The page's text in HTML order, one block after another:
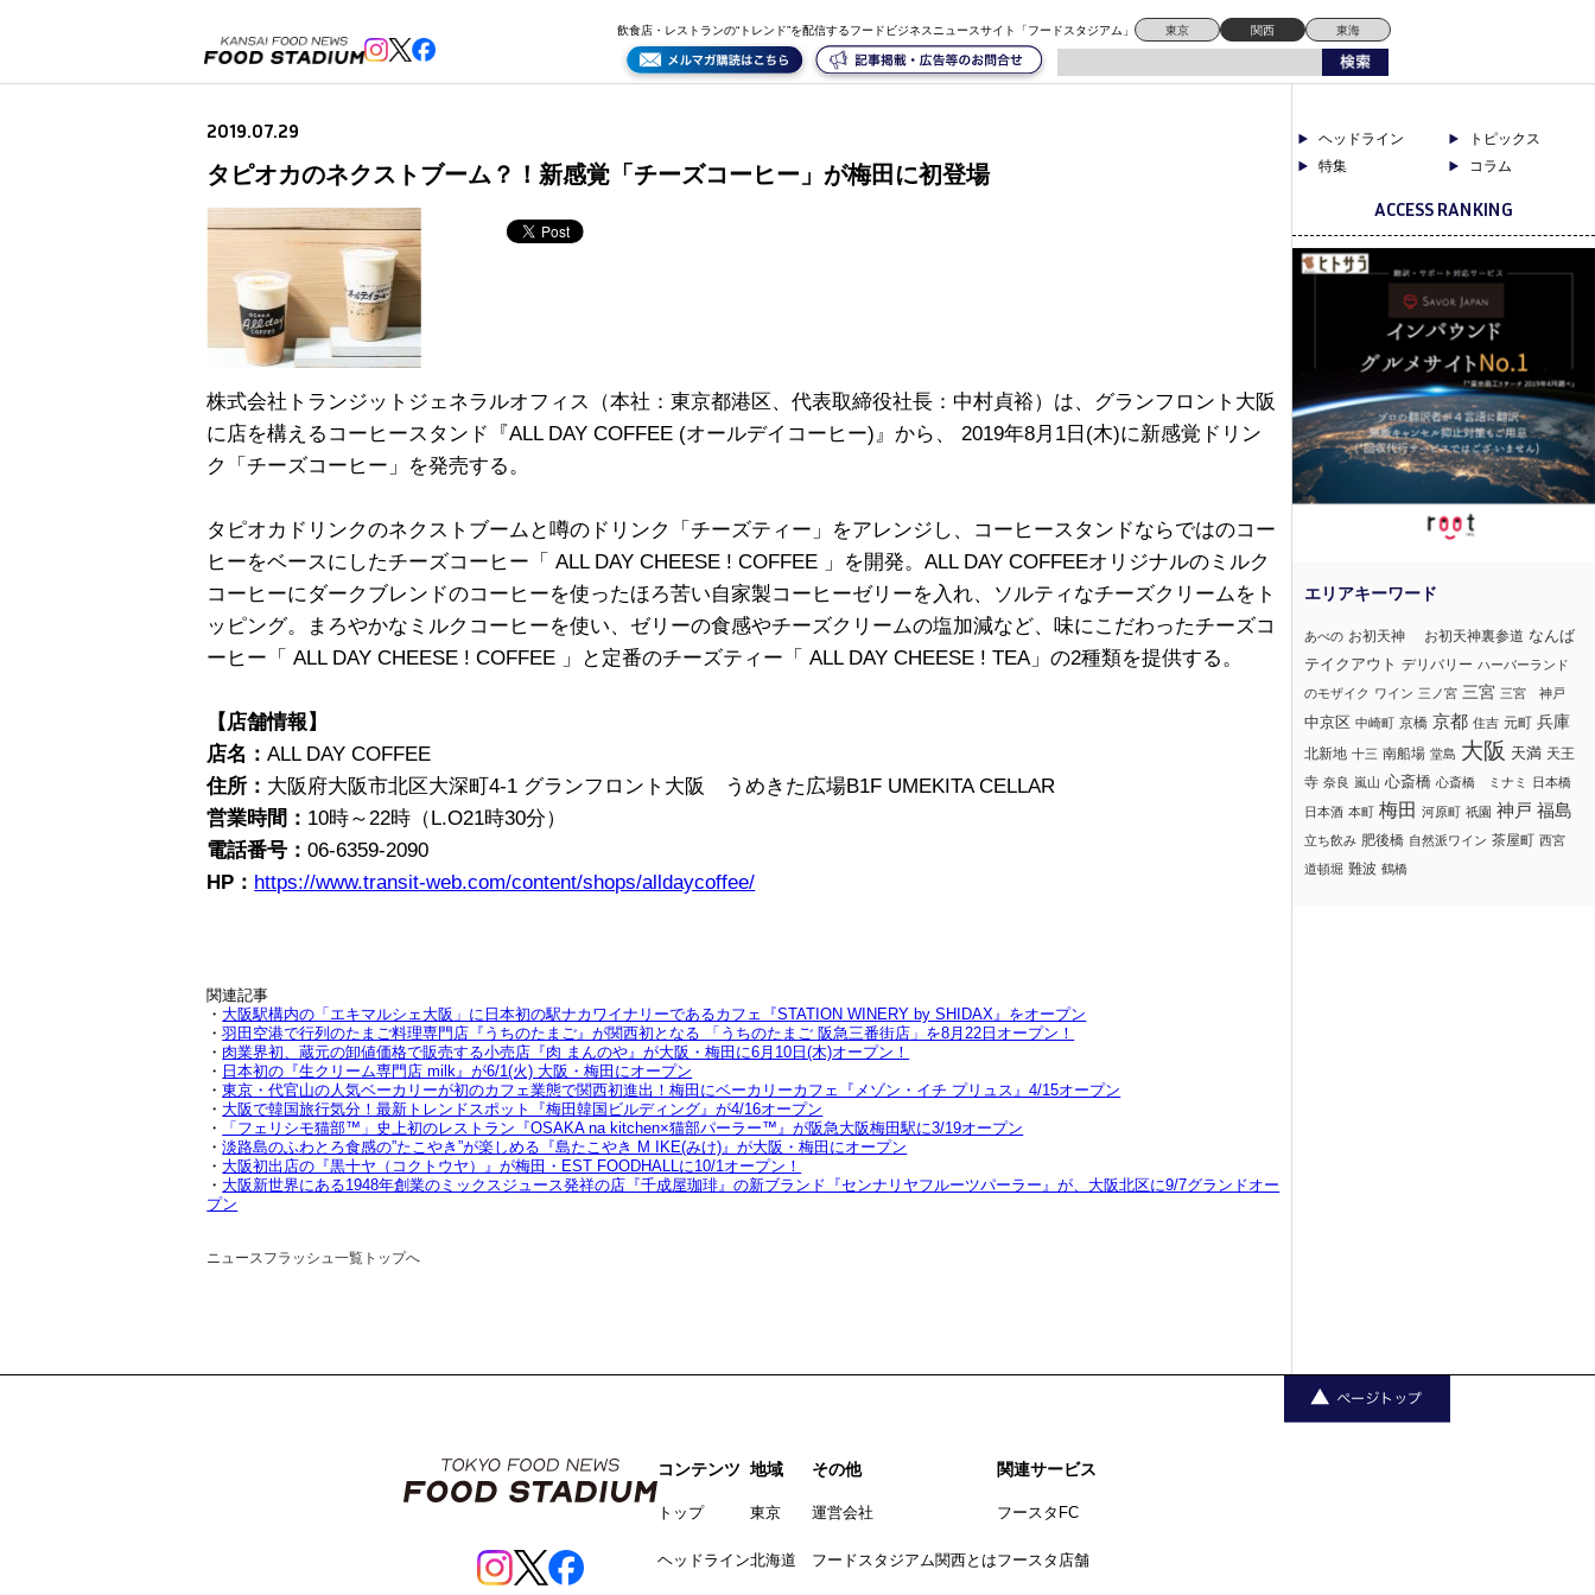
飲食店・レストランの“トレンド”を配信するフードビジネスニュースサイト「フードスタジアム」 東京 関西 東海
2019.07.29
タピオカのネクストブーム？！新感覚「チーズコーヒー」が梅田に初登場
株式会社トランジットジェネラルオフィス（本社：東京都港区、代表取締役社長：中村貞裕）は、グランフロント大阪
に店を構えるコーヒースタンド『ALL DAY COFFEE (オールデイコーヒー)』から、 2019年8月1日(木)に新感覚ドリン
ク「チーズコーヒー」を発売する。
タピオカドリンクのネクストブームと噂のドリンク「チーズティー」をアレンジし、コーヒースタンドならではのコー
ヒーをベースにしたチーズコーヒー「 ALL DAY CHEESE ! COFFEE 」を開発。ALL DAY COFFEEオリジナルのミルク
コーヒーにダークブレンドのコーヒーを使ったほろ苦い自家製コーヒーゼリーを入れ、ソルティなチーズクリームをト
ッピング。まろやかなミルクコーヒーを使い、ゼリーの食感やチーズクリームの塩加減など、味にこだわったチーズコ
ーヒー「 ALL DAY CHEESE ! COFFEE 」と定番のチーズティー「 ALL DAY CHEESE ! TEA」の2種類を提供する。
【店舗情報】
店名：ALL DAY COFFEE
住所： 大阪府大阪市北区大深町4-1 グランフロント大阪 うめきた広場B1F UMEKITA CELLAR
営業時間： 10時～22時（L.O21時30分）
電話番号：06-6359-2090
HP： https://www.transit-web.com/content/shops/alldaycoffee/
関連記事
・ 大阪駅構内の「エキマルシェ大阪」に日本初の駅ナカワイナリーであるカフェ『STATION WINERY by SHIDAX』をオープン
・羽田空港で行列のたまご料理専門店『うちのたまご』が関西初となる 「うちのたまご 阪急三番街店」を8月22日オープン！
・ 肉業界初、蔵元の卸値価格で販売する小売店『肉 まんのや』が大阪・梅田に6月10日(木)オープン！
・ 日本初の『生クリーム専門店 milk』が6/1(火) 大阪・梅田にオープン
・東京・代官山の人気ベーカリーが初のカフェ業態で関西初進出！梅田にベーカリーカフェ『メゾン・イチ プリュス』4/15オープン
・ 大阪で韓国旅行気分！最新トレンドスポット『梅田韓国ビルディング』が4/16オープン
・
「フェリシモ猫部™」史上初のレストラン『OSAKA na kitchen×猫部パーラー™』が阪急大阪梅田駅に3/19オープン
・淡路島のふわとろ食感の”たこやき”が楽しめる『島たこやき M IKE(みけ)』が大阪・梅田にオープン
・ 大阪初出店の『黒十ヤ（コクトウヤ）』が梅田・EST FOODHALLに10/1オープン！
・ 大阪新世界にある1948年創業のミックスジュース発祥の店『千成屋珈琲』の新ブランド『センナリヤフルーツパーラー』が、大阪北区に9/7グランドオー
プン
ニュースフラッシュ一覧トップへ
ヘッドライン
トピックス
特集
コラム
ACCESS RANKING
あべの お初天神 お初天神裏参道 なんば
テイクアウト デリバリー ハーバーランド
のモザイク ワイン 三ノ宮 三宮 三宮 神戸
中京区 中崎町 京橋 京都 住吉 元町 兵庫
北新地 十三 南船場 堂島 大阪 天満 天王
寺 奈良 嵐山 心斎橋 心斎橋 ミナミ 日本橋
日本酒 本町 梅田 河原町 祇園 神戸 福島
立ち飲み 肥後橋 自然派ワイン 茶屋町 西宮
道頓堀 難波 鶴橋
コンテンツ
トップ
ヘッドライン
地域
東京
北海道
その他
運営会社
フードスタジアム関西とは
関連サービス
フースタFC
フースタ店舗